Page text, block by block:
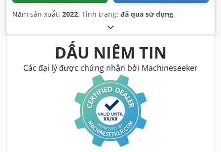
Năm sản xuất: 2022, Tình trạng: đã qua sử dụng,
DẤU NIÊM TIN
Các đại lý được chứng nhận bởi Machineseeker